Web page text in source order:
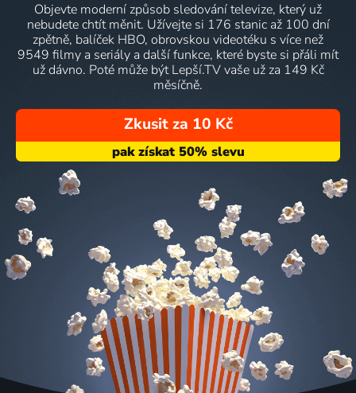
Objevte moderní způsob sledování televize, který už
nebudete chtít měnit. Užívejte si 176 stanic až 100 dní
zpětně, balíček HBO, obrovskou videotéku s více než
9549 filmy a seriály a další funkce, které byste si přáli mít
už dávno. Poté může být Lepší.TV vaše už za 149 Kč
měsíčně.
Zkusit za 10 Kč